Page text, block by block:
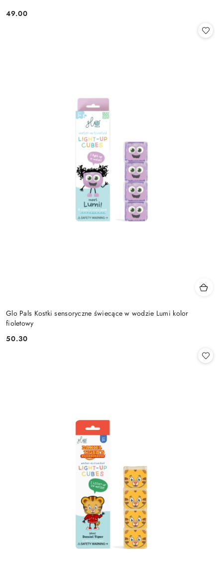
Cena:
49.00
Glo Pals Kostki sensoryczne świecące w wodzie Lumi kolor
fioletowy
Cena:
50.30